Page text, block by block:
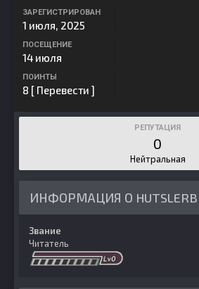
ЗАРЕГИСТРИРОВАН
1 июля, 2025
ПОСЕЩЕНИЕ
14 июля
ПОИНТЫ
8 [ Перевести ]
РЕПУТАЦИЯ
0
Нейтральная
ИНФОРМАЦИЯ О
Звание
Читатель